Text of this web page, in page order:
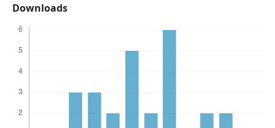
Downloads